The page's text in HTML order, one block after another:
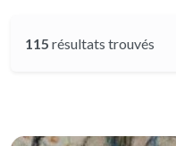
115 résultats trouvés